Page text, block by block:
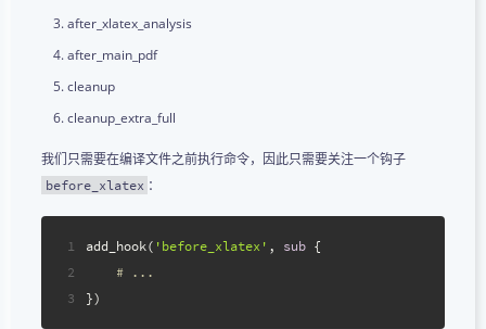
after_xlatex_analysis
after_main_pdf
cleanup
cleanup_extra_full
我们只需要在编译文件之前执行命令，因此只需要关注一个钩子
before_xlatex ：
1
2
3
add_hook( 'before_xlatex' , sub {
# ...
})